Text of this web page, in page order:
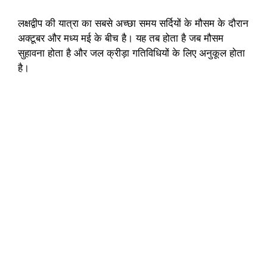
लक्षद्वीप की यात्रा का सबसे अच्छा समय सर्दियों के मौसम के दौरान
अक्टूबर और मध्य मई के बीच है। यह तब होता है जब मौसम
सुहावना होता है और जल क्रीड़ा गतिविधियों के लिए अनुकूल होता
है।